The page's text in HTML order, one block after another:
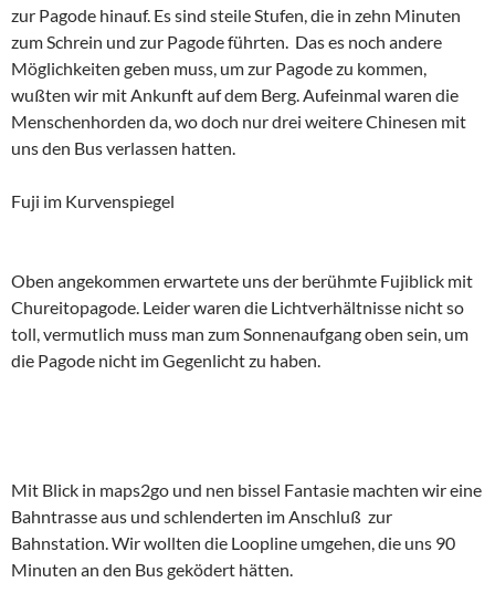
zur Pagode hinauf. Es sind steile Stufen, die in zehn Minuten
zum Schrein und zur Pagode führten. Das es noch andere
Möglichkeiten geben muss, um zur Pagode zu kommen,
wußten wir mit Ankunft auf dem Berg. Aufeinmal waren die
Menschenhorden da, wo doch nur drei weitere Chinesen mit
uns den Bus verlassen hatten.
Fuji im Kurvenspiegel
Oben angekommen erwartete uns der berühmte Fujiblick mit
Chureitopagode. Leider waren die Lichtverhältnisse nicht so
toll, vermutlich muss man zum Sonnenaufgang oben sein, um
die Pagode nicht im Gegenlicht zu haben.
Mit Blick in maps2go und nen bissel Fantasie machten wir eine
Bahntrasse aus und schlenderten im Anschluß zur
Bahnstation. Wir wollten die Loopline umgehen, die uns 90
Minuten an den Bus geködert hätten.